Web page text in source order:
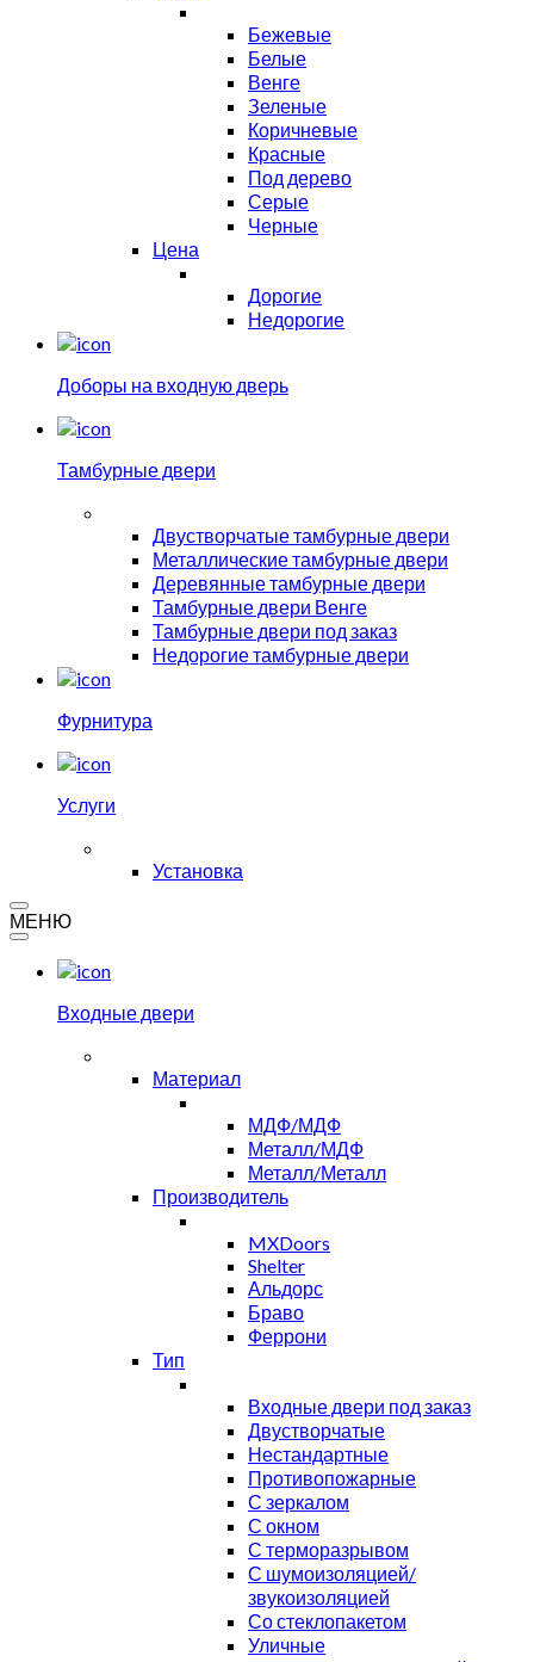
Бежевые
Белые
Венге
Зеленые
Коричневые
Красные
Под дерево
Серые
Черные
Цена
Дорогие
Недорогие
Доборы на входную дверь
Тамбурные двери
Двустворчатые тамбурные двери
Металлические тамбурные двери
Деревянные тамбурные двери
Тамбурные двери Венге
Тамбурные двери под заказ
Недорогие тамбурные двери
Фурнитура
Услуги
Установка
МЕНЮ
Входные двери
Материал
МДФ/МДФ
Металл/МДФ
Металл/Металл
Производитель
MXDoors
Shelter
Альдорс
Браво
Феррони
Тип
Входные двери под заказ
Двустворчатые
Нестандартные
Противопожарные
С зеркалом
С окном
С терморазрывом
С шумоизоляцией/
звукоизоляцией
Со стеклопакетом
Уличные